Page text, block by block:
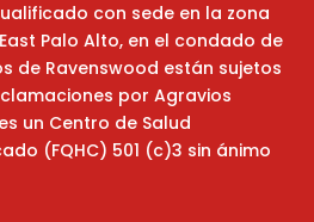
con sede en la zona
Palo Alto, en el condado de
de Ravenswood están sujetos
por Agravios
un Centro de Salud
(FQHC) 501 (c)3 sin ánimo